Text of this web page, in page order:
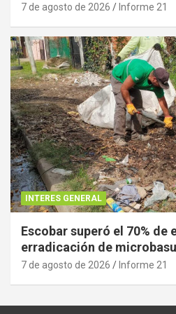
7 de agosto de 2026 Informe 21
INTERES GENERAL
Escobar superó el 70% de
erradicación de
7 de agosto de 2026 Informe 21